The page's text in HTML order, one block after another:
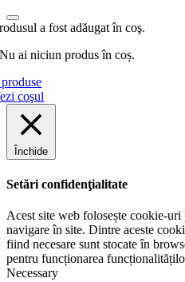
a fost adăugat în coş.
Nu ai niciun produs în coș.
coşul
Închide
Setări confidenţialitate
Acest site web folosește cookie-
navigare în site. Dintre aceste
fiind necesare sunt stocate în
pentru funcționarea funcționalitățilo
Necessary